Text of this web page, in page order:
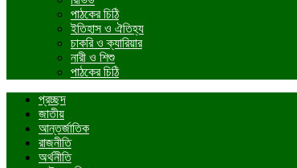
পাঠকের চিঠি
ইতিহাস ও ঐতিহ্য
চাকরি ও ক্যারিয়ার
নারী ও শিশু
পাঠকের চিঠি
প্রচ্ছদ
জাতীয়
আন্তর্জাতিক
রাজনীতি
অর্থনীতি